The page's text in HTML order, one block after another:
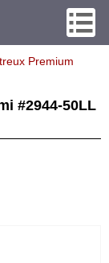
Premium
#2944-50LL